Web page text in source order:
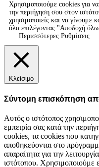
Χρησιμοποιούμε cookies για
την περιήγηση σου στον
χρησιμοποιείς και να γίνουμε
όλα επιλέγοντας "Αποδοχή
Περισσότερες Ρυθμίσεις
Κλείσιμο
Σύντομη επισκόπηση
Αυτός ο ιστότοπος
εμπειρία σας κατά την
cookies, τα cookies που
αποθηκεύονται στο
απαραίτητα για την
ιστότοπου. Χρησιμοποιούμε